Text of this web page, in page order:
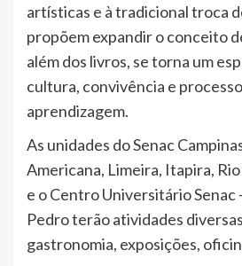
artísticas e à tradicional troca
propõem expandir o conceito
além dos livros, se torna um
cultura, convivência e
aprendizagem.
As unidades do Senac
Americana, Limeira, Itapira,
e o Centro Universitário Senac
Pedro terão atividades
gastronomia, exposições,